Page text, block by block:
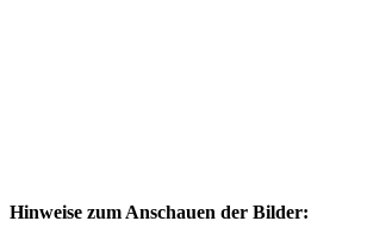
Hinweise zum Anschauen der Bilder: